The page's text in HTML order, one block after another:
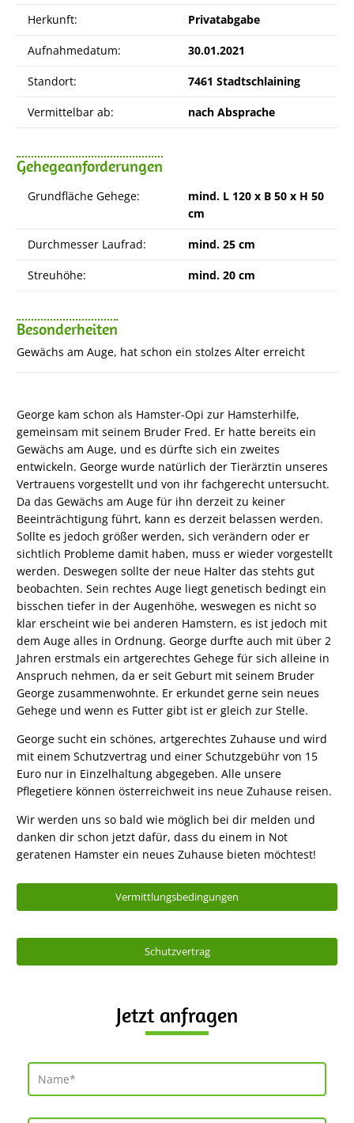
Herkunft: Privatabgabe
Aufnahmedatum: 30.01.2021
Standort: 7461 Stadtschlaining
Vermittelbar ab: nach Absprache
Gehegeanforderungen
Grundfläche Gehege:
mind. L 120 x B 50 x H 50
cm
Durchmesser Laufrad: mind. 25 cm
Streuhöhe: mind. 20 cm
Besonderheiten
Gewächs am Auge, hat schon ein stolzes Alter erreicht
George kam schon als Hamster-Opi zur Hamsterhilfe,
gemeinsam mit seinem Bruder Fred. Er hatte bereits ein
Gewächs am Auge, und es dürfte sich ein zweites
entwickeln. George wurde natürlich der Tierärztin unseres
Vertrauens vorgestellt und von ihr fachgerecht untersucht.
Da das Gewächs am Auge für ihn derzeit zu keiner
Beeinträchtigung führt, kann es derzeit belassen werden.
Sollte es jedoch größer werden, sich verändern oder er
sichtlich Probleme damit haben, muss er wieder vorgestellt
werden. Deswegen sollte der neue Halter das stehts gut
beobachten. Sein rechtes Auge liegt genetisch bedingt ein
bisschen tiefer in der Augenhöhe, weswegen es nicht so
klar erscheint wie bei anderen Hamstern, es ist jedoch mit
dem Auge alles in Ordnung. George durfte auch mit über 2
Jahren erstmals ein artgerechtes Gehege für sich alleine in
Anspruch nehmen, da er seit Geburt mit seinem Bruder
George zusammenwohnte. Er erkundet gerne sein neues
Gehege und wenn es Futter gibt ist er gleich zur Stelle.
George sucht ein schönes, artgerechtes Zuhause und wird
mit einem Schutzvertrag und einer Schutzgebühr von 15
Euro nur in Einzelhaltung abgegeben. Alle unsere
Pflegetiere können österreichweit ins neue Zuhause reisen.
Wir werden uns so bald wie möglich bei dir melden und
danken dir schon jetzt dafür, dass du einem in Not
geratenen Hamster ein neues Zuhause bieten möchtest!
Vermittlungsbedingungen
Schutzvertrag
Jetzt anfragen